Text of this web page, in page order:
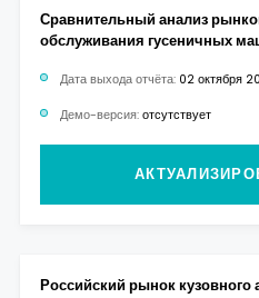
Сравнительный анализ
обслуживания гусеничных
Дата выхода отчёта: 02 октября
Демо-версия: отсутствует
Российский рынок кузовного